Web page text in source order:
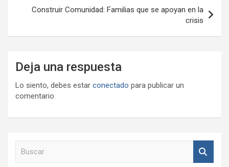
Construir Comunidad: Familias que se apoyan en la
crisis
Deja una respuesta
Lo siento, debes estar conectado para publicar un
comentario.